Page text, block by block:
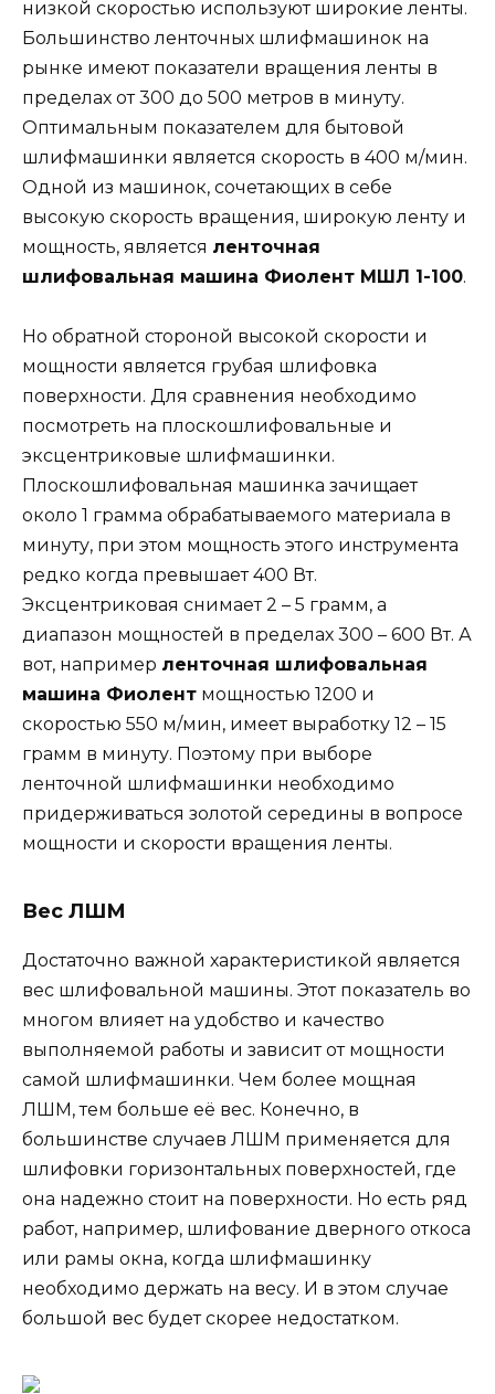
низкой скоростью используют широкие ленты.
Большинство ленточных шлифмашинок на
рынке имеют показатели вращения ленты в
пределах от 300 до 500 метров в минуту.
Оптимальным показателем для бытовой
шлифмашинки является скорость в 400 м/мин.
Одной из машинок, сочетающих в себе
высокую скорость вращения, широкую ленту и
мощность, является ленточная
шлифовальная машина Фиолент МШЛ 1-100.
Но обратной стороной высокой скорости и
мощности является грубая шлифовка
поверхности. Для сравнения необходимо
посмотреть на плоскошлифовальные и
эксцентриковые шлифмашинки.
Плоскошлифовальная машинка зачищает
около 1 грамма обрабатываемого материала в
минуту, при этом мощность этого инструмента
редко когда превышает 400 Вт.
Эксцентриковая снимает 2 – 5 грамм, а
диапазон мощностей в пределах 300 – 600 Вт. А
вот, например ленточная шлифовальная
машина Фиолент мощностью 1200 и
скоростью 550 м/мин, имеет выработку 12 – 15
грамм в минуту. Поэтому при выборе
ленточной шлифмашинки необходимо
придерживаться золотой середины в вопросе
мощности и скорости вращения ленты.
Вес ЛШМ
Достаточно важной характеристикой является
вес шлифовальной машины. Этот показатель во
многом влияет на удобство и качество
выполняемой работы и зависит от мощности
самой шлифмашинки. Чем более мощная
ЛШМ, тем больше её вес. Конечно, в
большинстве случаев ЛШМ применяется для
шлифовки горизонтальных поверхностей, где
она надежно стоит на поверхности. Но есть ряд
работ, например, шлифование дверного откоса
или рамы окна, когда шлифмашинку
необходимо держать на весу. И в этом случае
большой вес будет скорее недостатком.